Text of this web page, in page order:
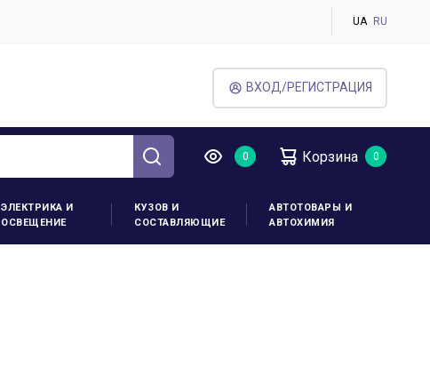
UA RU
ВХОД/РЕГИСТРАЦИЯ
Корзина
ЭЛЕКТРИКА И
ОСВЕЩЕНИЕ
КУЗОВ И
СОСТАВЛЯЮЩИЕ
АВТОТОВАРЫ И
АВТОХИМИЯ